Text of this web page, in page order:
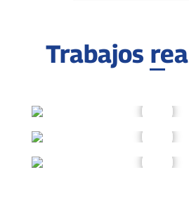
Trabajos